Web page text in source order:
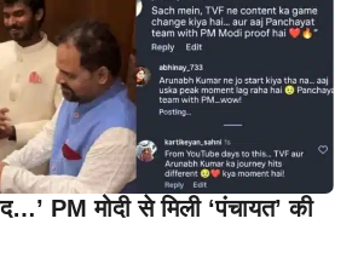
PM मोदी से मिली ‘पंचायत’ की